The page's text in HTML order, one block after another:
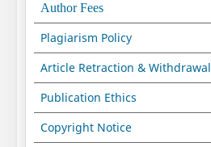
Author Fees
Plagiarism Policy
Article Retraction & Withdrawal
Publication Ethics
Copyright Notice